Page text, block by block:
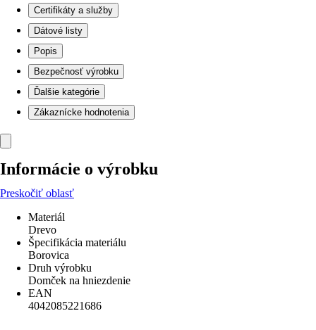
Certifikáty a služby
Dátové listy
Popis
Bezpečnosť výrobku
Ďalšie kategórie
Zákaznícke hodnotenia
Informácie o výrobku
Preskočiť oblasť
Materiál
Drevo
Špecifikácia materiálu
Borovica
Druh výrobku
Domček na hniezdenie
EAN
4042085221686